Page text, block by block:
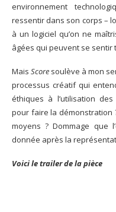
environnement
ressentir dans son corps –
à un logiciel qu’on ne
âgées qui peuvent se sentir
Mais Score soulève à mon
processus créatif qui
éthiques à l’utilisation des
pour faire la démonstration
moyens ? Dommage que
donnée après la
Voici le trailer de la pièce